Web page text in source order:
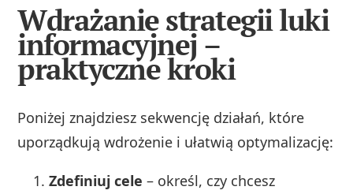
Wdrażanie strategii luki
informacyjnej –
praktyczne kroki
Poniżej znajdziesz sekwencję działań, które
uporządkują wdrożenie i ułatwią optymalizację:
Zdefiniuj cele – określ, czy chcesz